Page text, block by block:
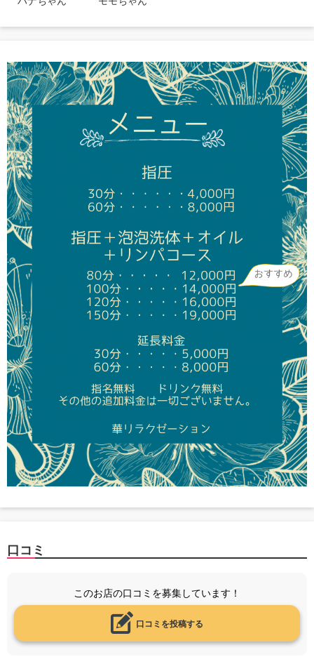
口コミ
このお店の口コミを募集しています！
口コミを投稿する